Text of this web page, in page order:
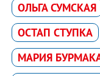
ОЛЬГА СУМСКАЯ
ОСТАП СТУПКА
МАРИЯ